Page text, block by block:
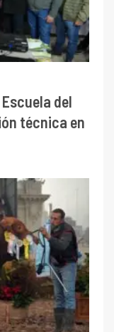
del
técnica en